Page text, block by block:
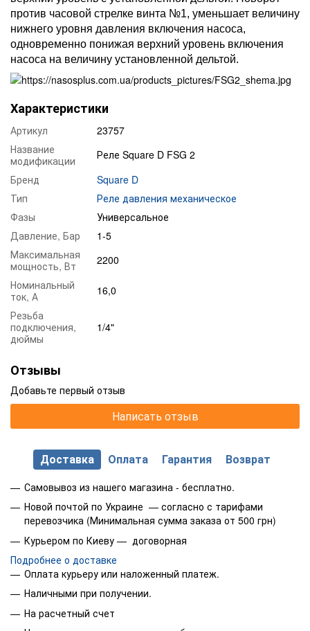
против часовой стрелке винта №1, уменьшает величину
нижнего уровня давления включения насоса,
одновременно понижая верхний уровень включения
насоса на величину установленной дельтой.
Характеристики
Артикул
23757
Название
модификации
Реле Square D FSG 2
Бренд
Square D
Тип
Реле давления механическое
Фазы
Универсальное
Давление, Бар
1-5
Максимальная
мощность, Вт
2200
Номинальный
ток, А
16,0
Резьба
подключения,
дюймы
1/4"
Отзывы
Добавьте первый отзыв
Написать отзыв
Доставка Оплата Гарантия Возврат
Самовывоз из нашего магазина - бесплатно.
Новой почтой по Украине — согласно с тарифами
перевозчика (Минимальная сумма заказа от 500 грн)
Курьером по Киеву — договорная
Подробнее о доставке
Оплата курьеру или наложенный платеж.
Наличными при получении.
На расчетный счет